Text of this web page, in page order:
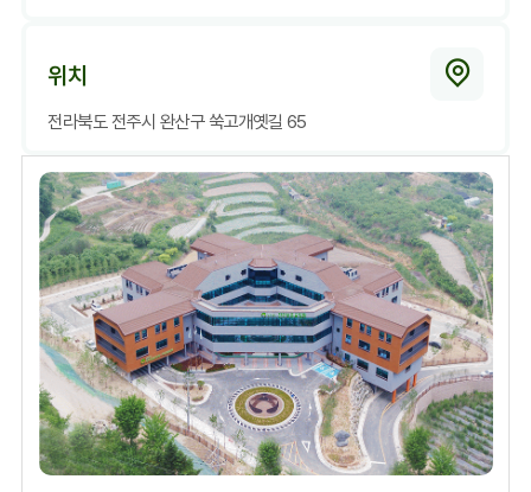
위치
전라북도 전주시 완산구 쑥고개옛길 65